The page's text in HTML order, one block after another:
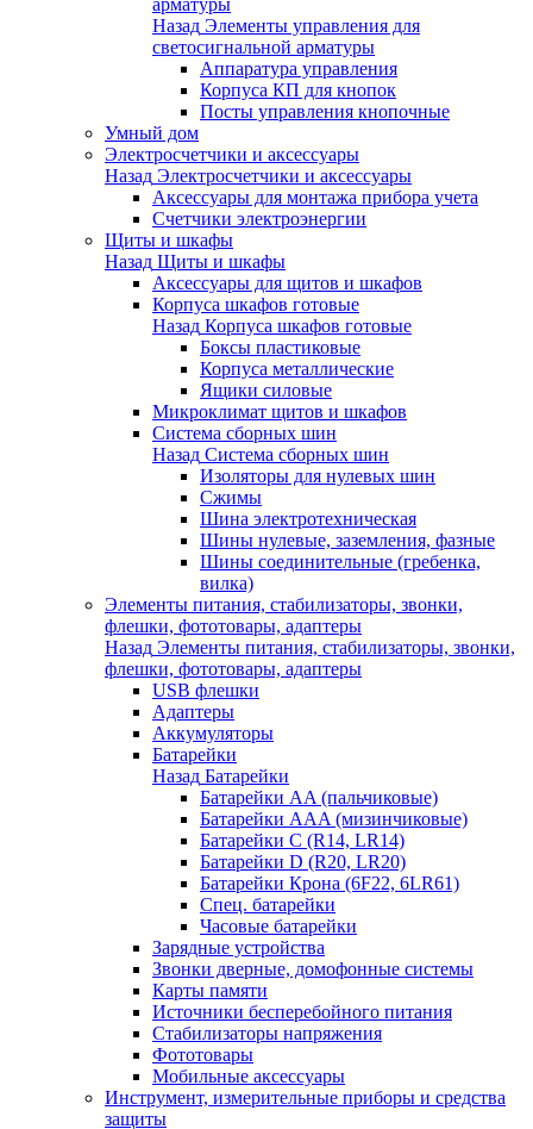
арматуры
Назад Элементы управления для
светосигнальной арматуры
Аппаратура управления
Корпуса КП для кнопок
Посты управления кнопочные
Умный дом
Электросчетчики и аксессуары
Назад Электросчетчики и аксессуары
Аксессуары для монтажа прибора учета
Счетчики электроэнергии
Щиты и шкафы
Назад Щиты и шкафы
Аксессуары для щитов и шкафов
Корпуса шкафов готовые
Назад Корпуса шкафов готовые
Боксы пластиковые
Корпуса металлические
Ящики силовые
Микроклимат щитов и шкафов
Система сборных шин
Назад Система сборных шин
Изоляторы для нулевых шин
Сжимы
Шина электротехническая
Шины нулевые, заземления, фазные
Шины соединительные (гребенка,
вилка)
Элементы питания, стабилизаторы, звонки,
флешки, фототовары, адаптеры
Назад Элементы питания, стабилизаторы, звонки,
флешки, фототовары, адаптеры
USB флешки
Адаптеры
Аккумуляторы
Батарейки
Назад Батарейки
Батарейки AA (пальчиковые)
Батарейки AAA (мизинчиковые)
Батарейки C (R14, LR14)
Батарейки D (R20, LR20)
Батарейки Крона (6F22, 6LR61)
Спец. батарейки
Часовые батарейки
Зарядные устройства
Звонки дверные, домофонные системы
Карты памяти
Источники бесперебойного питания
Стабилизаторы напряжения
Фототовары
Мобильные аксессуары
Инструмент, измерительные приборы и средства
защиты